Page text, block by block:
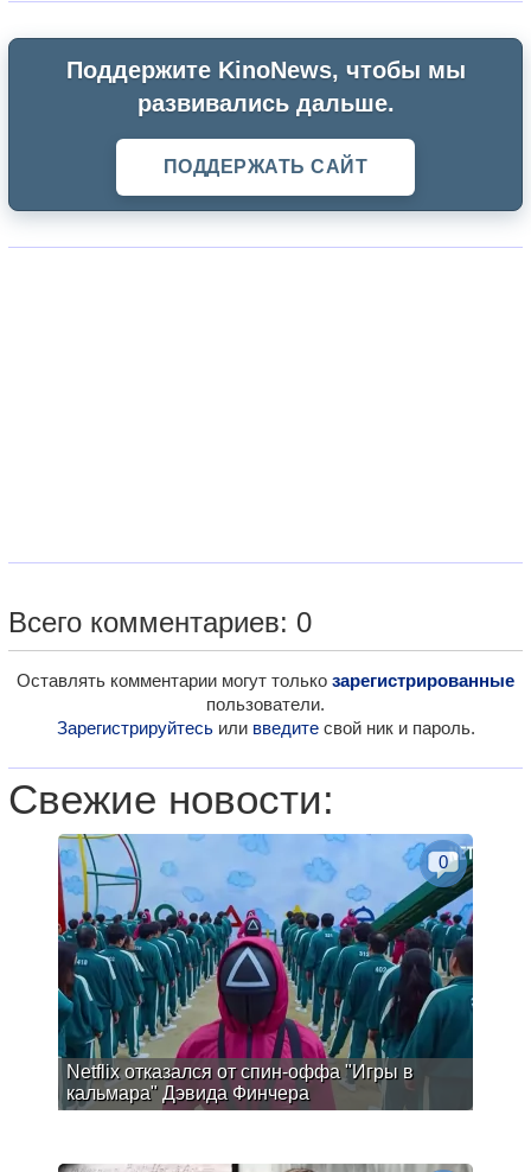
Поддержите KinoNews, чтобы мы
развивались дальше.
ПОДДЕРЖАТЬ САЙТ
Всего комментариев: 0
Оставлять комментарии могут только зарегистрированные
пользователи.
Зарегистрируйтесьили введитесвой ник и пароль.
Свежие новости:
Netflix отказался от спин-оффа "Игры в
кальмара" Дэвида Финчера
0